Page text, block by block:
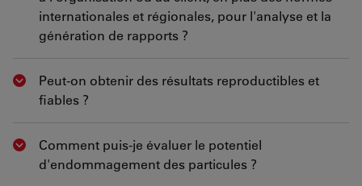
internationales et régionales, pour l'analyse et la
génération de rapports ?
Show answer
Peut-on obtenir des résultats reproductibles et
fiables ?
Show answer
Comment puis-je évaluer le potentiel
d'endommagement des particules ?